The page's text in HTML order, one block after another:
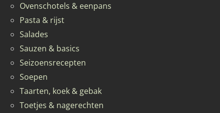
Ovenschotels & eenpans
Pasta & rijst
Salades
Sauzen & basics
Seizoensrecepten
Soepen
Taarten, koek & gebak
Toetjes & nagerechten